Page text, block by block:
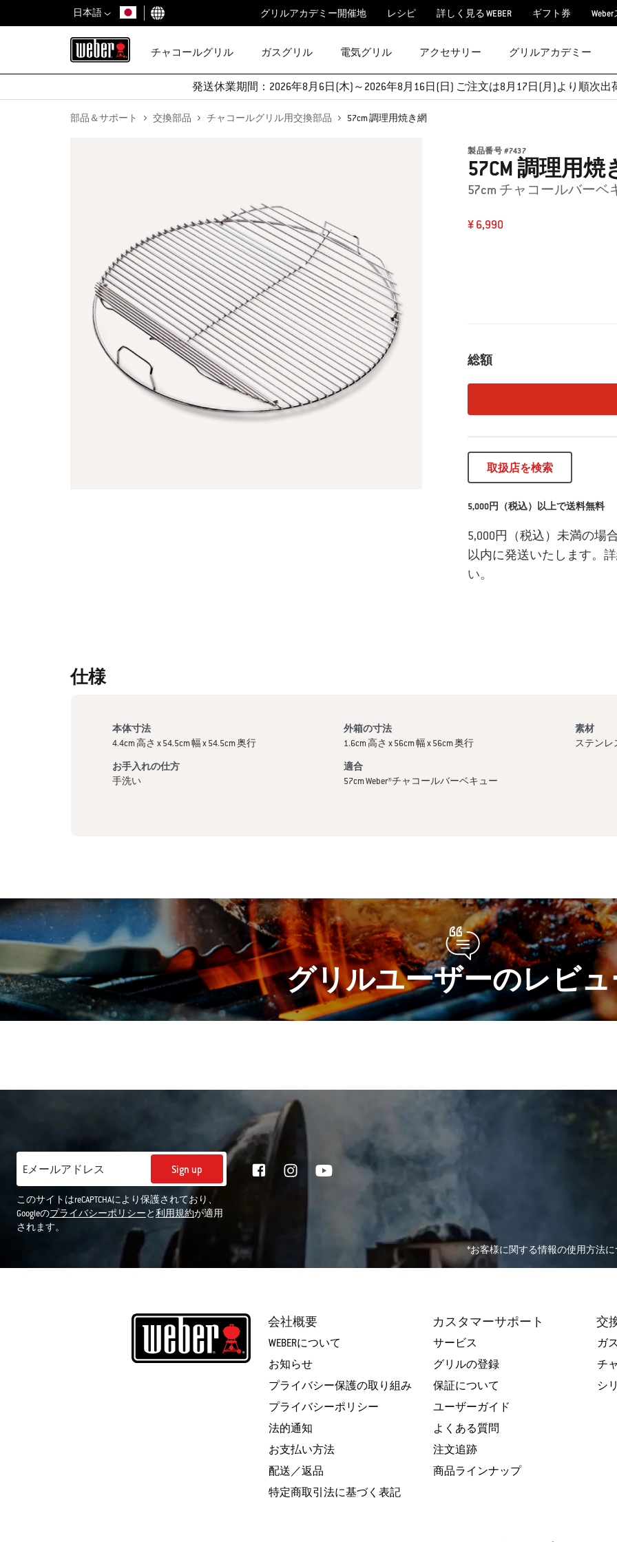
日本語
国を選択
グリルアカデミー開催地 レシピ 詳しく見る WEBER ギフト券
チャコールグリル ガスグリル 電気グリル アクセサリー グリルアカデミー
発送休業期間：2026年8月6日(木)～2026年8月16日(日) ご注文は8月17日(月)より順次
部品＆サポート 交換部品 チャコールグリル用交換部品 57cm 調理用焼き網
製品番号 #7437
57CM 調理用焼
57cm チャコールバーベ
¥ 6,990
総額
取扱店を検索
5,000円（税込）以上で送料無料
5,000円（税込）未満の場
以内に発送いたします。
い。
仕様
本体寸法
4.4cm 高さ x 54.5cm 幅 x 54.5cm 奥行
外箱の寸法
1.6cm 高さ x 56cm 幅 x 56cm 奥行
素材
ステンレ
お手入れの仕方
手洗い
適合
57cm Weber®チャコールバーベキュー
グリルユーザーのレビュ
Eメールアドレス Sign up
このサイトはreCAPTCHAにより保護されており、
Googleのプライバシーポリシーと利用規約が適用
されます。
*お客様に関する情報の使用方法に
会社概要
WEBERについて
お知らせ
プライバシー保護の取り組み
プライバシーポリシー
法的通知
お支払い方法
配送／返品
特定商取引法に基づく表記
カスタマーサポート
サービス
グリルの登録
保証について
ユーザーガイド
よくある質問
注文追跡
商品ラインナップ
交
ガ
チ
シ